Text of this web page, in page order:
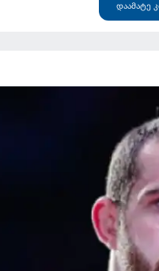
დაამატე